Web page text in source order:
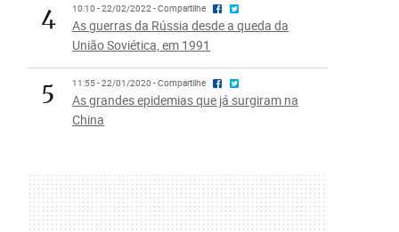
4 10:10 - 22/02/2022 - Compartilhe
As guerras da Rússia desde a queda da
União Soviética, em 1991
5 11:55 - 22/01/2020 - Compartilhe
As grandes epidemias que já surgiram na
China